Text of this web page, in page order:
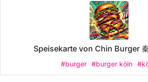
Speisekarte von Chin Burger
#burger #burger köln